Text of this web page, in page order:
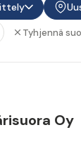
Tyhjennä
Oy